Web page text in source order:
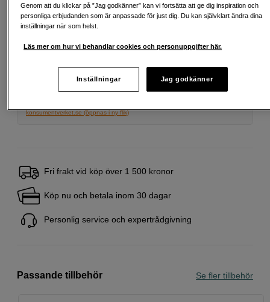
Delbetala från 78 SEK/mån via
Exempel: 48 mån, 78 SEK/mån, totalt 4 323 SEK, effektiv ränta 10,45 %
Att låna kostar pengar!
Om du inte kan betala tillbaka skulden i tid
bostad, teckna abonnemang och få nya lån. För stöd, vänd dig till budget-
konsumentverket.se (öppnas i ny flik)
Fri frakt vid köp över 1 500 kronor
Köp nu och betala inom 30 dagar
Personlig service och expertrådgivning
Passande tillbehör Se fler tillbehör
Genom att du klickar på ”Jag godkänner” kan vi fortsätta att ge dig inspiration och
personliga erbjudanden som är anpassade för just dig. Du kan självklart ändra dina
inställningar när som helst.
Läs mer om hur vi behandlar cookies och personuppgifter här.
Inställningar Jag godkänner